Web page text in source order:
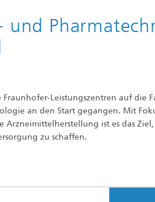
und
Leistungszentren auf die
an den Start gegangen. Mit
Arzneimittelherstellung ist es das
zu schaffen.